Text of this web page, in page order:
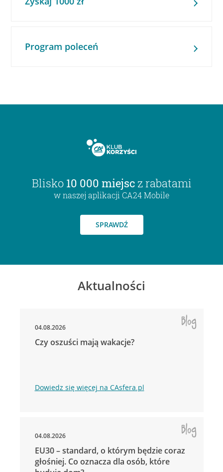
Program poleceń
Blisko 10 000 miejsc z rabatami
w naszej aplikacji CA24 Mobile
SPRAWDŹ
Aktualności
04.08.2026
Czy oszuści mają wakacje?
Dowiedz się więcej na CAsfera.pl
04.08.2026
EU30 – standard, o którym będzie coraz
głośniej. Co oznacza dla osób, które